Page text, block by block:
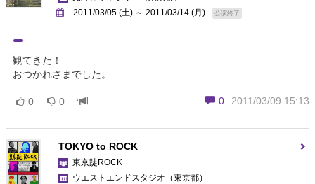
2011/03/05 (土) ～ 2011/03/14 (月)
公演終了
観てきた！
おつかれさまでした。
0 2011/03/09 15:13
0 0
TOKYO to ROCK
東京跿ROCK
ウエストエンドスタジオ （東京都）